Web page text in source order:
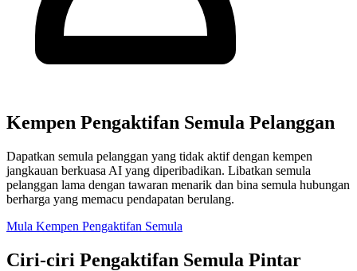
Kempen Pengaktifan Semula Pelanggan
Dapatkan semula pelanggan yang tidak aktif dengan kempen
jangkauan berkuasa AI yang diperibadikan. Libatkan semula
pelanggan lama dengan tawaran menarik dan bina semula hubungan
berharga yang memacu pendapatan berulang.
Mula Kempen Pengaktifan Semula
Ciri-ciri Pengaktifan Semula Pintar